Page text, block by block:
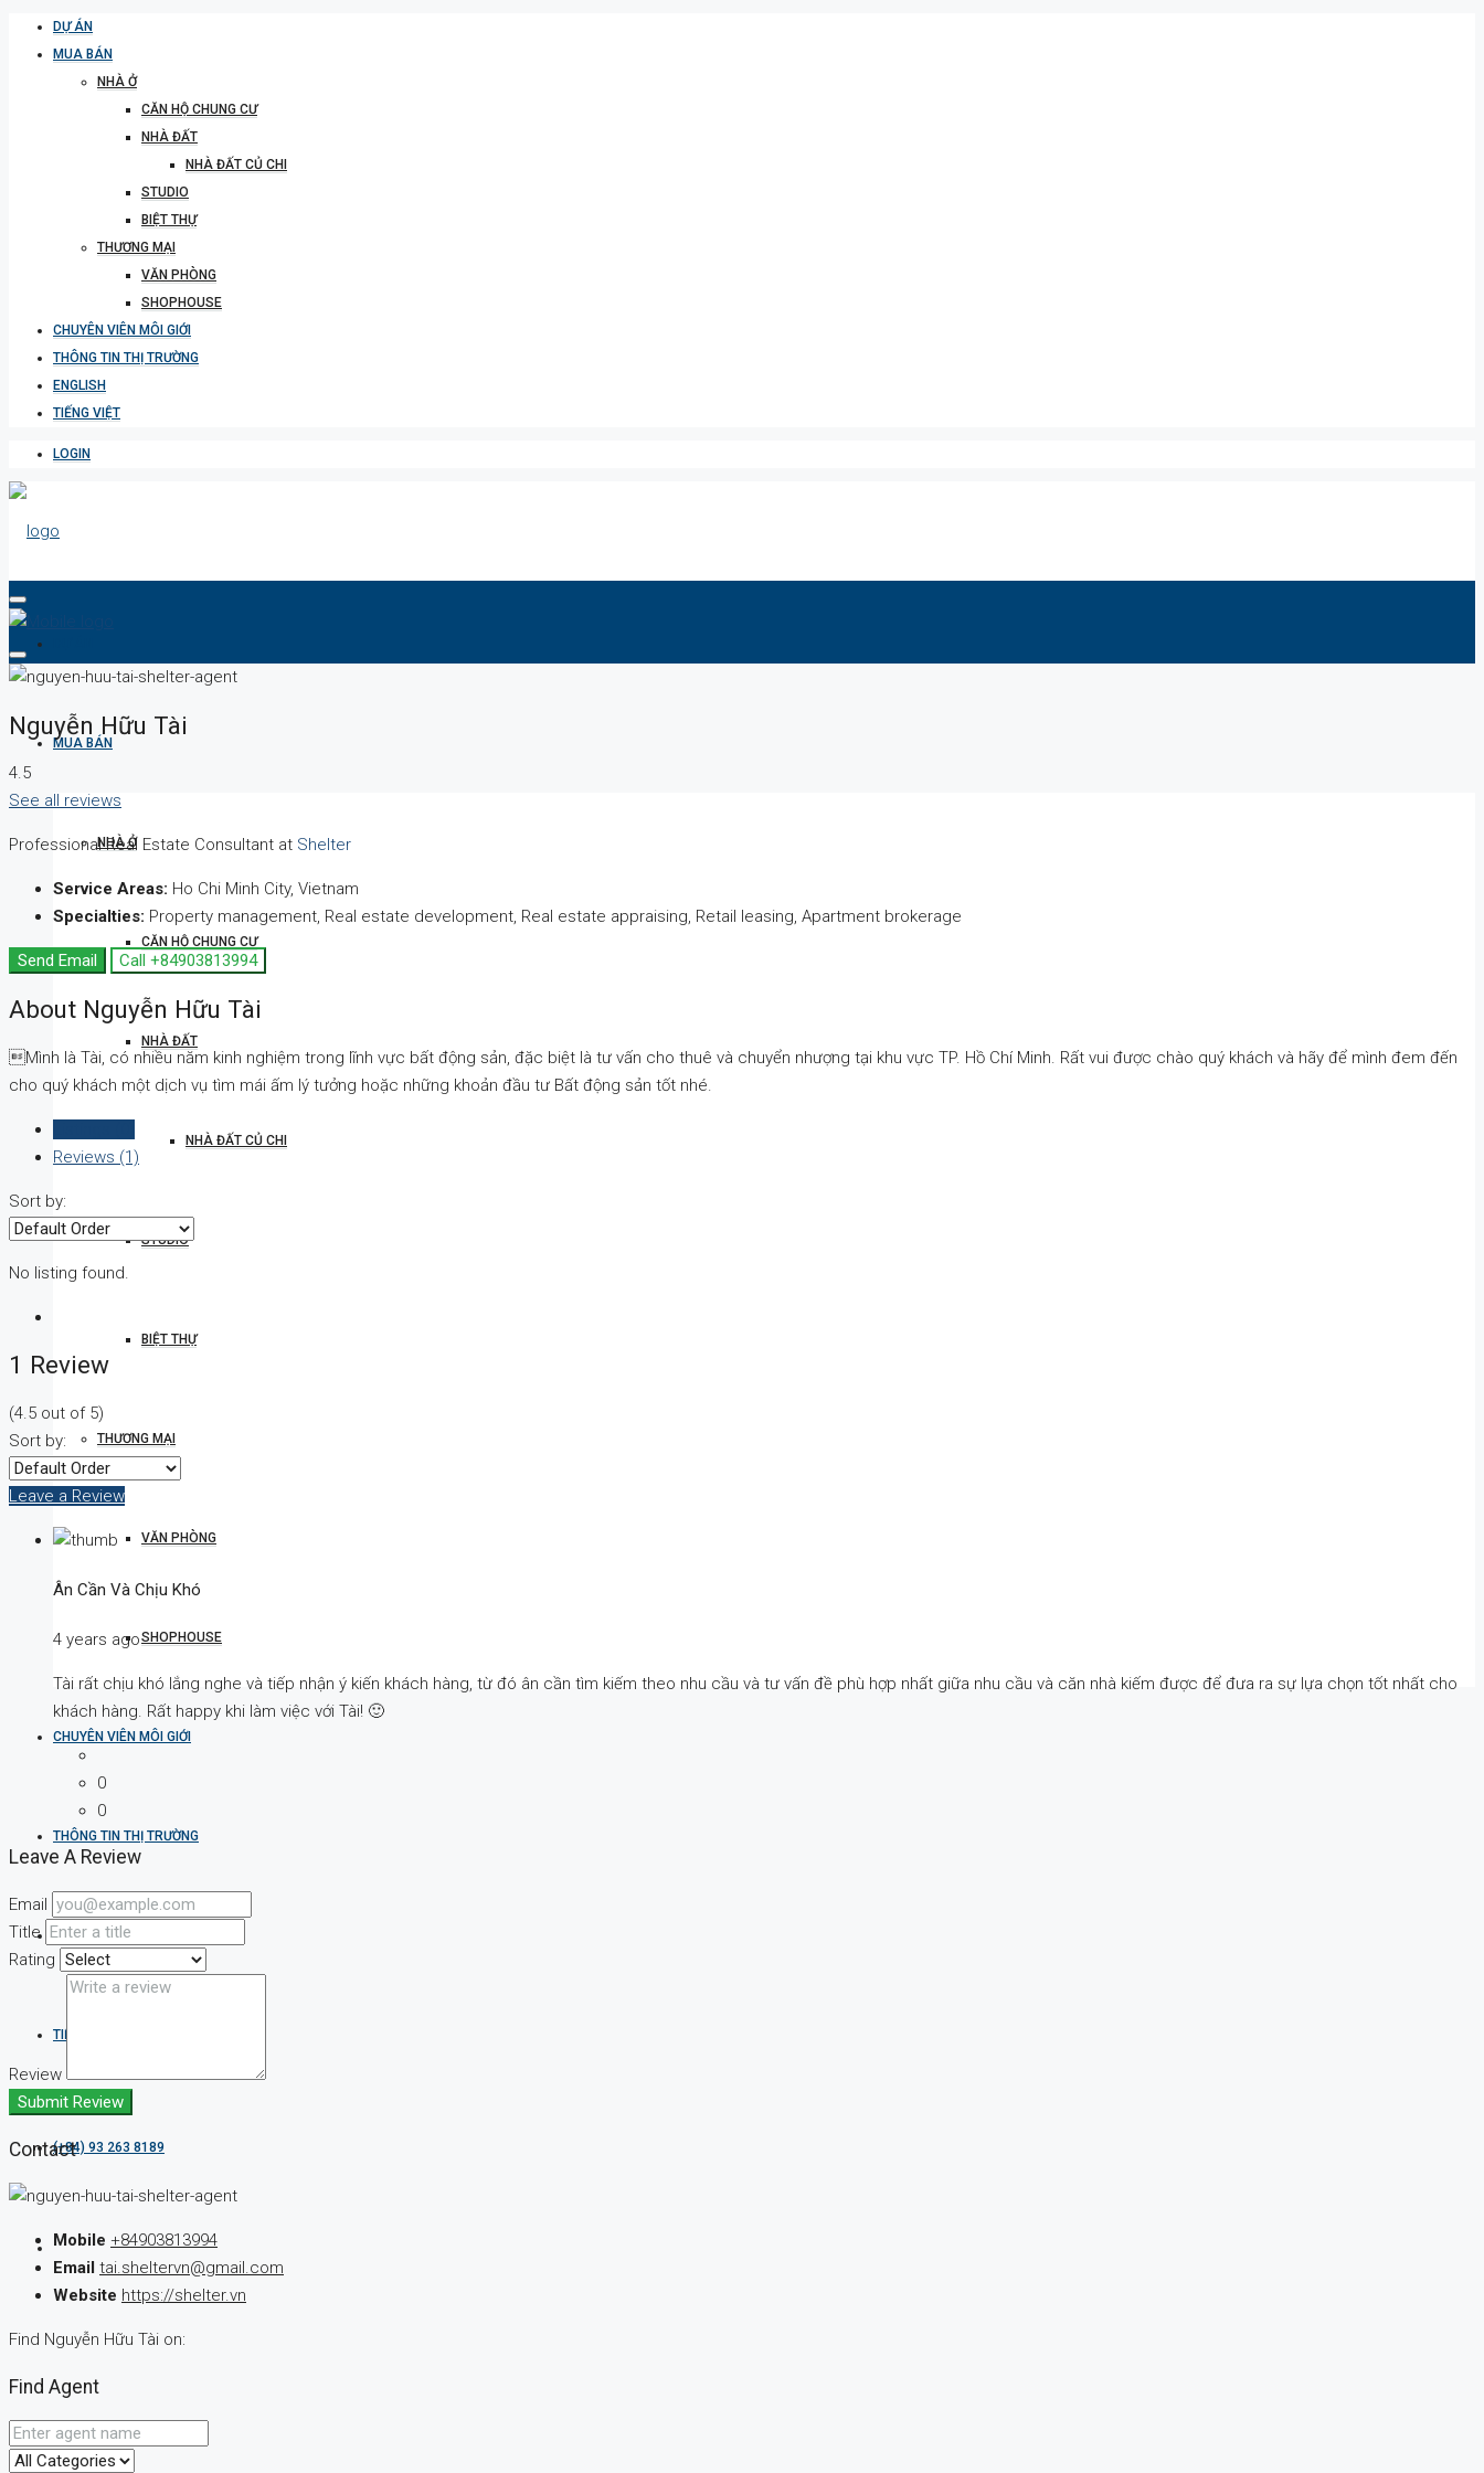
DỰ ÁN
MUA BÁN
NHÀ Ở
CĂN HỘ CHUNG CƯ
NHÀ ĐẤT
NHÀ ĐẤT CỦ CHI
STUDIO
BIỆT THỰ
THƯƠNG MẠI
VĂN PHÒNG
SHOPHOUSE
CHUYÊN VIÊN MÔI GIỚI
THÔNG TIN THỊ TRƯỜNG
ENGLISH
TIẾNG VIỆT
LOGIN
MUA BÁN
NHÀ Ở
CĂN HỘ CHUNG CƯ
NHÀ ĐẤT
NHÀ ĐẤT CỦ CHI
STUDIO
BIỆT THỰ
THƯƠNG MẠI
VĂN PHÒNG
SHOPHOUSE
CHUYÊN VIÊN MÔI GIỚI
THÔNG TIN THỊ TRƯỜNG
ENGLISH
TIẾNG VIỆT
(+84) 93 263 8189
Nguyễn Hữu Tài
4.5
See all reviews
Professional Real Estate Consultant at Shelter
Service Areas: Ho Chi Minh City, Vietnam
Specialties: Property management, Real estate development, Real estate appraising, Retail leasing, Apartment brokerage
Send Email Call +84903813994
About Nguyễn Hữu Tài
Mình là Tài, có nhiều năm kinh nghiệm trong lĩnh vực bất động sản, đặc biệt là tư vấn cho thuê và chuyển nhượng tại khu vực TP. Hồ Chí Minh. Rất vui được chào quý khách và hãy để mình đem đến
cho quý khách một dịch vụ tìm mái ấm lý tưởng hoặc những khoản đầu tư Bất động sản tốt nhé.
Reviews (1)
Sort by:
No listing found.
1 Review
(4.5 out of 5)
Sort by:
Leave a Review
Ân Cần Và Chịu Khó
4 years ago
Tài rất chịu khó lắng nghe và tiếp nhận ý kiến khách hàng, từ đó ân cần tìm kiếm theo nhu cầu và tư vấn đề phù hợp nhất giữa nhu cầu và căn nhà kiếm được để đưa ra sự lựa chọn tốt nhất cho
khách hàng. Rất happy khi làm việc với Tài! 🙂
0
0
Leave A Review
Email
Title
Rating
Review
Submit Review
Contact
Mobile +84903813994
Email tai.sheltervn@gmail.com
Website https://shelter.vn
Find Nguyễn Hữu Tài on:
Find Agent